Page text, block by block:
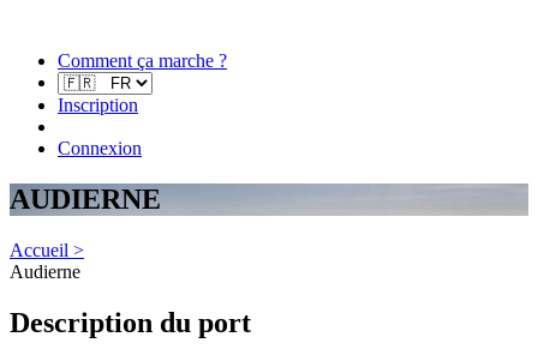
Comment ça marche ?
Inscription
Connexion
AUDIERNE
Accueil >
Audierne
Description du port